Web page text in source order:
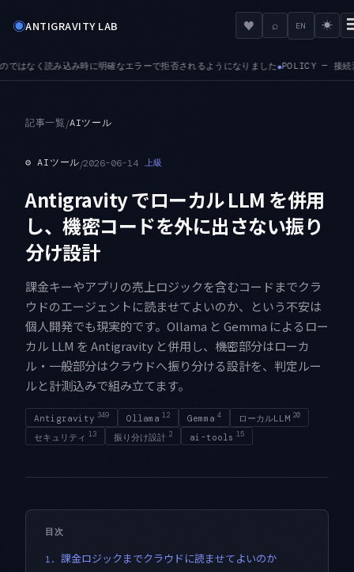
◉ANTIGRAVITY LAB ♥ ⌕ EN ☀
ラーで拒否されるようになりました●POLICY — 接続済みツールサーバに対する管理
記事一覧/AIツール
⚙ AIツール/2026-06-14 上級
Antigravity でローカル LLM を併用
し、機密コードを外に出さない振り
分け設計
課金キーやアプリの売上ロジックを含むコードまでクラ
ウドのエージェントに読ませてよいのか、という不安は
個人開発でも現実的です。Ollama と Gemma によるロー
カル LLM を Antigravity と併用し、機密部分はローカ
ル・一般部分はクラウドへ振り分ける設計を、判定ルー
ルと計測込みで組み立てます。
Antigravity 349 Ollama 12 Gemma 4 ローカルLLM 20
セキュリティ 13 振り分け設計 2 ai-tools 15
目次
1. 課金ロジックまでクラウドに読ませてよいのか